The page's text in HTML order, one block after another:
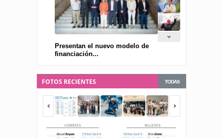
Presentan el nuevo modelo de
financiación...
TODAS
FOTOS RECIENTES